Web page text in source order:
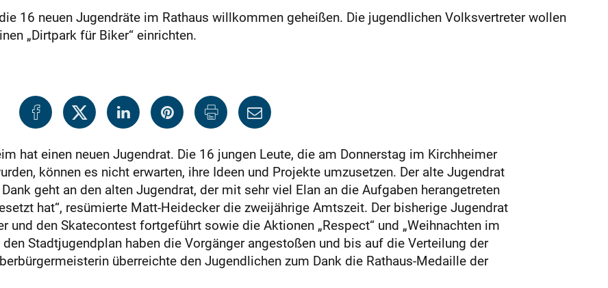
16 neuen Jugendräte im Rathaus willkommen geheißen. Die jugendlichen Volksvertreter wollen
„Dirtpark für Biker“ einrichten.
hat einen neuen Jugendrat. Die 16 jungen Leute, die am Donnerstag im Kirchheimer
können es nicht erwarten, ihre Ideen und Projekte umzusetzen. Der alte Jugendrat
geht an den alten Jugendrat, der mit sehr viel Elan an die Aufgaben herangetreten
hat“, resümierte Matt-Heidecker die zweijährige Amtszeit. Der bisherige Jugendrat
und den Skatecontest fortgeführt sowie die Aktionen „Respect“ und „Weihnachten im
Stadtjugendplan haben die Vorgänger angestoßen und bis auf die Verteilung der
überreichte den Jugendlichen zum Dank die Rathaus-Medaille der